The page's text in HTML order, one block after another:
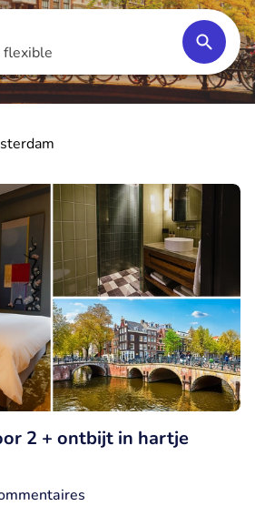
flexible
2 + ontbijt in hartje